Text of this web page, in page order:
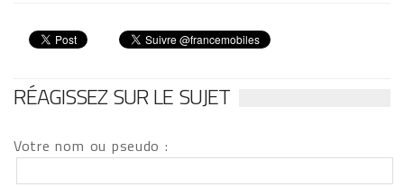
RÉAGISSEZ SUR LE SUJET
Votre nom ou pseudo :